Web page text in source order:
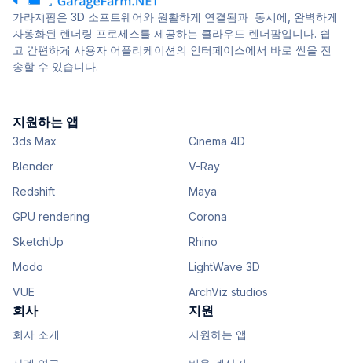
가라지팜은 3D 소프트웨어와 원활하게 연결됨과 동시에, 완벽하게
자동화된 렌더링 프로세스를 제공하는 클라우드 렌더팜입니다. 쉽
고 간편하게 사용자 어플리케이션의 인터페이스에서 바로 씬을 전
송할 수 있습니다.
지원하는 앱
3ds Max
Cinema 4D
Blender
V-Ray
Redshift
Maya
GPU rendering
Corona
SketchUp
Rhino
Modo
LightWave 3D
VUE
ArchViz studios
회사
회사 소개
지원
지원하는 앱